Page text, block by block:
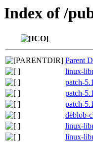
Index of /
Parent
linux-
patch-
patch-
patch-
deblob-
linux-
linux-